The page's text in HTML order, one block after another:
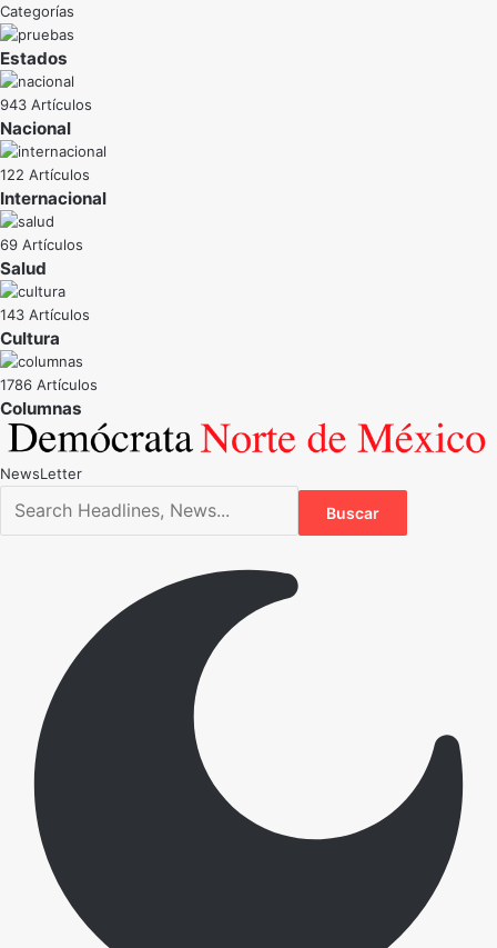
Categorías
Estados
943 Artículos
Nacional
122 Artículos
Internacional
69 Artículos
Salud
143 Artículos
Cultura
1786 Artículos
NewsLetter